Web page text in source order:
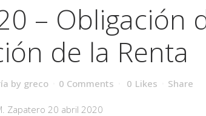
– Obligación
de la Renta
by greco 0 Comments 0 Likes Share
Zapatero 20 abril 2020